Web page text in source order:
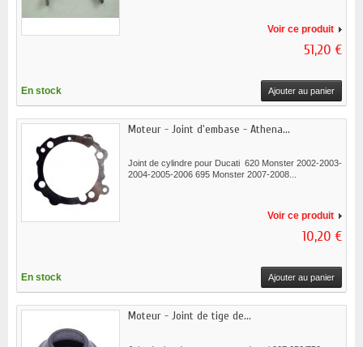
Voir ce produit
51,20 €
En stock Ajouter au panier
Moteur - Joint d'embase - Athena...
Joint de cylindre pour Ducati 620 Monster 2002-2003-
2004-2005-2006 695 Monster 2007-2008...
Voir ce produit
10,20 €
En stock Ajouter au panier
Moteur - Joint de tige de...